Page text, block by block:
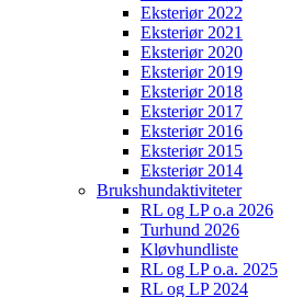
Eksteriør 2022
Eksteriør 2021
Eksteriør 2020
Eksteriør 2019
Eksteriør 2018
Eksteriør 2017
Eksteriør 2016
Eksteriør 2015
Eksteriør 2014
Brukshundaktiviteter
RL og LP o.a 2026
Turhund 2026
Kløvhundliste
RL og LP o.a. 2025
RL og LP 2024